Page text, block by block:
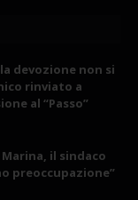
devozione non si
rinviato a
al “Passo”
il sindaco
preoccupazione”